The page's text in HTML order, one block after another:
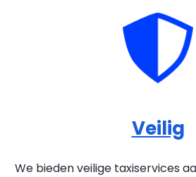
Veilig
We bieden veilige taxiservices